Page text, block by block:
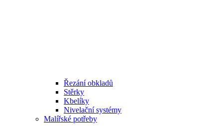
Řezání obkladů
Stěrky
Kbelíky
Nivelační systémy
Malířské potřeby